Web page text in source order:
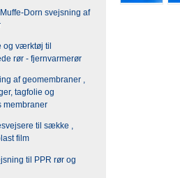
Dorn svejsning af
og værktøj til
rør - fjernvarmerør
af geomembraner ,
tagfolie og
membraner
til sække ,
film
til PPR rør og